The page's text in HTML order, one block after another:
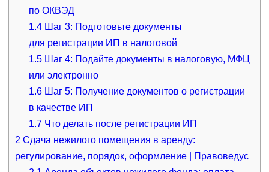
по ОКВЭД
1.4 Шаг 3: Подготовьте документы
для регистрации ИП в налоговой
1.5 Шаг 4: Подайте документы в налоговую, МФЦ
или электронно
1.6 Шаг 5: Получение документов о регистрации
в качестве ИП
1.7 Что делать после регистрации ИП
2 Сдача нежилого помещения в аренду:
регулирование, порядок, оформление | Правоведус